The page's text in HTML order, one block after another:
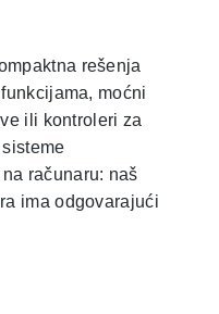
rešenja
moćni
ili kontroleri za
računaru: naš
ima odgovarajući